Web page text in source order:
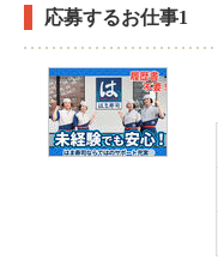
応募するお仕事1